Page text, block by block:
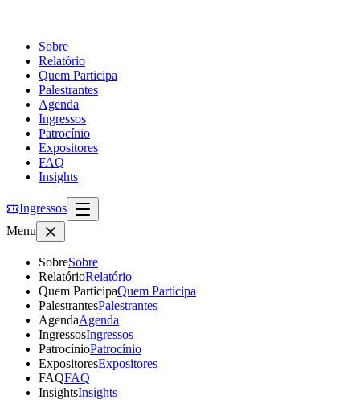
Sobre
Relatório
Quem Participa
Palestrantes
Agenda
Ingressos
Patrocínio
Expositores
FAQ
Insights
Ingressos
Menu
SobreSobre
RelatórioRelatório
Quem ParticipaQuem Participa
PalestrantesPalestrantes
AgendaAgenda
IngressosIngressos
PatrocínioPatrocínio
ExpositoresExpositores
FAQFAQ
InsightsInsights